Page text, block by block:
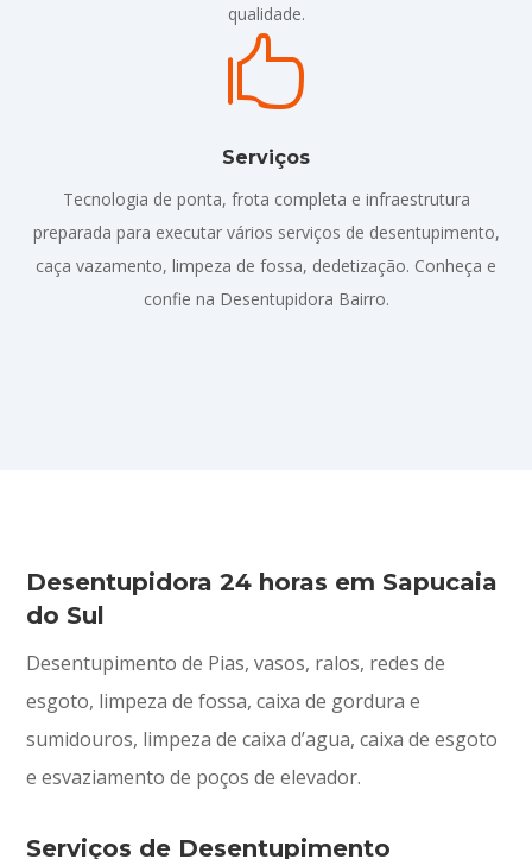
qualidade.

Serviços
Tecnologia de ponta, frota completa e infraestrutura
preparada para executar vários serviços de desentupimento,
caça vazamento, limpeza de fossa, dedetização. Conheça e
confie na Desentupidora Bairro.
Desentupidora 24 horas em Sapucaia
do Sul
Desentupimento de Pias, vasos, ralos, redes de
esgoto, limpeza de fossa, caixa de gordura e
sumidouros, limpeza de caixa d’agua, caixa de esgoto
e esvaziamento de poços de elevador.
Serviços de Desentupimento